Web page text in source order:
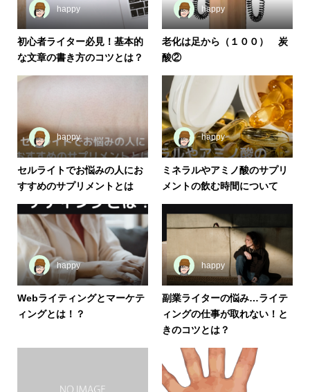
happy
初心者ライター必見！基本的
な文章の書き方のコツとは？
happy
老化は足から（１００） 炭
酸②
happy
セルライトでお悩みの人にお
すすめのサプリメントとは
happy
ミネラルやアミノ酸のサプリ
メントの飲む時間について
happy
Webライティングとマーケテ
ィングとは！？
happy
副業ライターの悩み…ライテ
ィングの仕事が取れない！と
きのコツとは？